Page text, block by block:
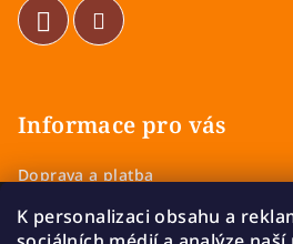
K personalizaci obsahu a
Informace pro vás
Doprava a platba
Zásady ochrany osobních údajů